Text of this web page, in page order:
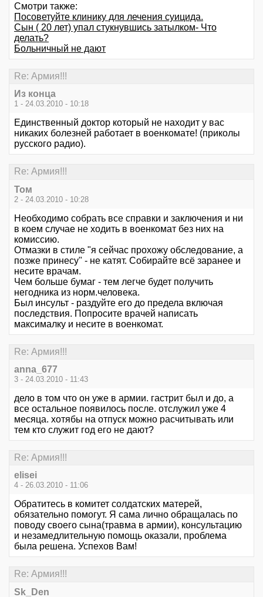
Смотри также:
Посоветуйте клинику для лечения суицида.
Сын ( 20 лет) упал стукнувшись затылком- Что
делать?
Больничный не дают
Re: Армия!!!
Из конца
1 - 24.03.2010 - 10:18
Единственный доктор который не находит у вас
никаких болезней работает в военкомате! (приколы
русского радио).
Re: Армия!!!
Том
2 - 24.03.2010 - 10:28
Необходимо собрать все справки и заключения и ни
в коем случае не ходить в военкомат без них на
комиссию.
Отмазки в стиле "я сейчас прохожу обследование, а
позже принесу" - не катят. Собирайте всё заранее и
несите врачам.
Чем больше бумаг - тем легче будет получить
негодника из норм.человека.
Был инсульт - раздуйте его до предела включая
последствия. Попросите врачей написать
максималку и несите в военкомат.
Re: Армия!!!
anna_677
3 - 24.03.2010 - 11:43
дело в том что он уже в армии. гастрит был и до, а
все остальное появилось после. отслужил уже 4
месяца. хотябы на отпуск можно расчитывать или
тем кто служит год его не дают?
Re: Армия!!!
elisei
4 - 26.03.2010 - 11:06
Обратитесь в комитет солдатских матерей,
обязательно помогут. Я сама лично обращалась по
поводу своего сына(травма в армии), консультацию
и незамедлительную помощь оказали, проблема
была решена. Успехов Вам!
Re: Армия!!!
Sk_Den